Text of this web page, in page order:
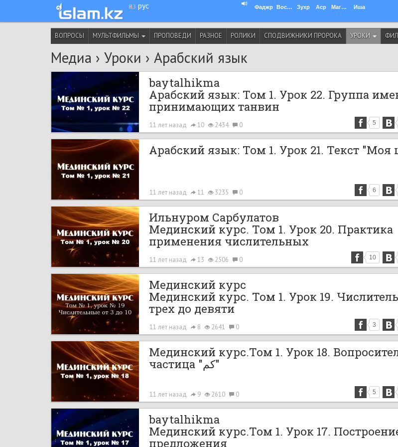
қаз рус Фаджр Восход Зухр Аср Магриб Иша
ВОПРОСЫ МУЛЬТФИЛЬМЫ ПРОПОВЕДИ РАЗНОЕ РОЛИКИ СПОДВИЖНИКИ ПРОРОКА УРОКИ
Медиа › Уроки › Арабский язык
baytalhikma
Арабский язык: Том 1. Урок 22. Группа
принимающих танвин
11 лет назад 10 2434 0 5
Арабский язык: Том 1. Урок 21. Текст "Моя
11 лет назад 11 3235 0 6
Ильнуром Сарбулатов
Мединский курс. Том 1. Урок 20. Практика
применения числительных
11 лет назад 13 2506 0 10
Мединский курс
Мединский курс. Том 1. Урок 19.
трех до девяти
11 лет назад 8 2641 0 3
Мединский курс.Том 1. Урок 18.
частица "كم"
11 лет назад 9 2610 0 5
baytalhikma
Мединский курс.Том 1. Урок 17.
предложения